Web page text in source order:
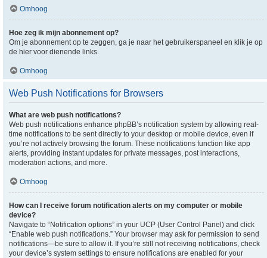
Omhoog
Hoe zeg ik mijn abonnement op?
Om je abonnement op te zeggen, ga je naar het gebruikerspaneel en klik je op
de hier voor dienende links.
Omhoog
Web Push Notifications for Browsers
What are web push notifications?
Web push notifications enhance phpBB’s notification system by allowing real-
time notifications to be sent directly to your desktop or mobile device, even if
you’re not actively browsing the forum. These notifications function like app
alerts, providing instant updates for private messages, post interactions,
moderation actions, and more.
Omhoog
How can I receive forum notification alerts on my computer or mobile
device?
Navigate to “Notification options” in your UCP (User Control Panel) and click
“Enable web push notifications.” Your browser may ask for permission to send
notifications—be sure to allow it. If you’re still not receiving notifications, check
your device’s system settings to ensure notifications are enabled for your